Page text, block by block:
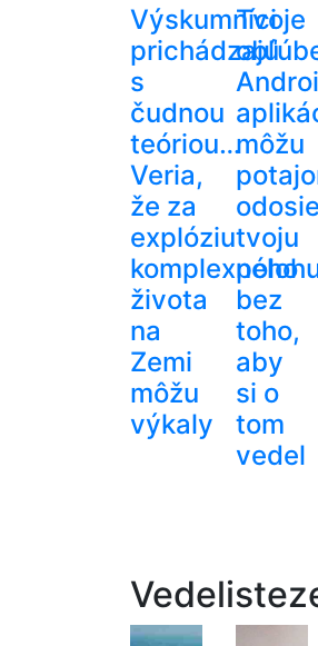
Výskumníci
prichádzajú
s
čudnou
teóriou…
Veria,
že za
explóziu
komplexného
života
na
Zemi
môžu
výkaly
Tvoje
môžu
tvoju
bez
toho,
aby
si o
tom
vedel